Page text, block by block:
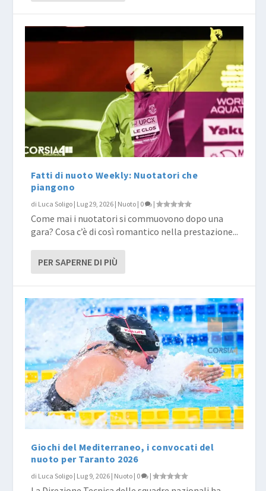
Fatti di nuoto Weekly: Nuotatori che
piangono
di Luca Soligo | Lug 29, 2026 | Nuoto | 0 |
Come mai i nuotatori si commuovono dopo una
gara? Cosa c’è di così romantico nella prestazione...
PER SAPERNE DI PIÙ
Giochi del Mediterraneo, i convocati del
nuoto per Taranto 2026
di Luca Soligo | Lug 9, 2026 | Nuoto | 0 |